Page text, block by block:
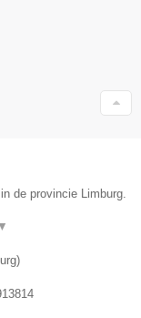
de provincie Limburg.
▼
)